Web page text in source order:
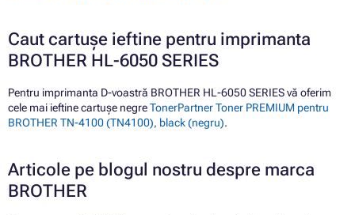
Caut cartușe ieftine pentru imprimanta
BROTHER HL-6050 SERIES
Pentru imprimanta D-voastră BROTHER HL-6050 SERIES vă oferim
cele mai ieftine cartușe negreTonerPartner Toner PREMIUM pentru
BROTHER TN-4100 (TN4100), black (negru).
Articole pe blogul nostru despre marca
BROTHER